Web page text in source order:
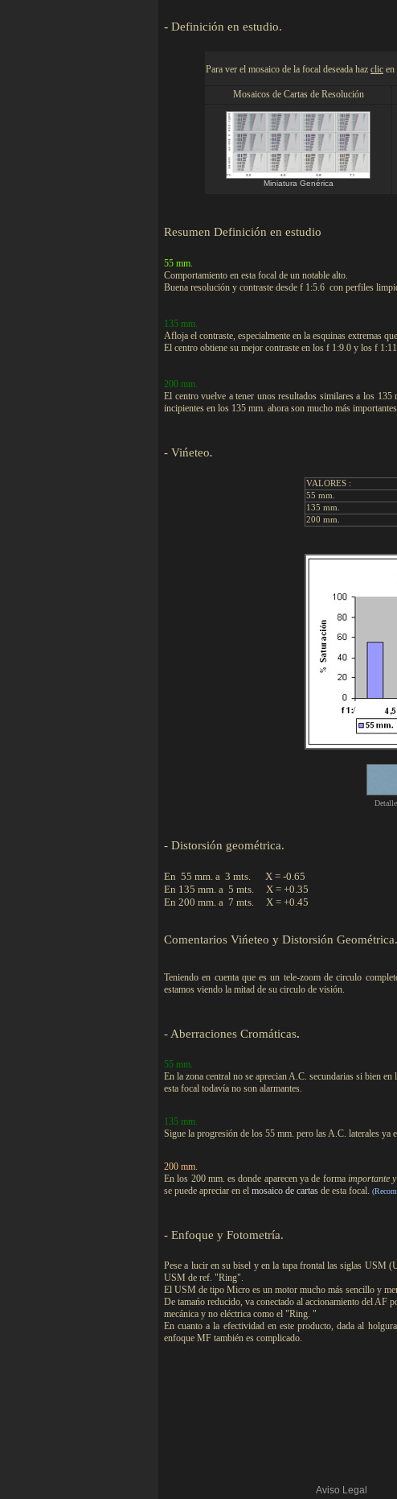
- Definición en estudio.
Para ver el mosaico de la focal deseada haz clic en
Mosaicos de Cartas de Resolución
Miniatura Genérica
Resumen Definición en estudio
55 mm.
Comportamiento en esta focal de un notable alto.
Buena resolución y contraste desde f 1:5.6 con perfiles
135 mm.
Afloja el contraste, especialmente en la esquinas extremas
El centro obtiene su mejor contraste en los f 1:9.0 y los f
200 mm.
El centro vuelve a tener unos resultados similares a los 135
incipientes en los 135 mm. ahora son mucho más
- Vińeteo.
VALORES :
55 mm.
135 mm.
200 mm.
- Distorsión geométrica.
En 55 mm. a 3 mts. X = -0.65
En 135 mm. a 5 mts. X = +0.35
En 200 mm. a 7 mts. X = +0.45
Comentarios Vińeteo y Distorsión Geométrica.
Teniendo en cuenta que es un tele-zoom de circulo
estamos viendo la mitad de su circulo de visión.
- Aberraciones Cromáticas.
55 mm.
En la zona central no se aprecian A.C. secundarias si bien
esta focal todavía no son alarmantes.
135 mm.
Sigue la progresión de los 55 mm. pero las A.C. laterales ya
200 mm.
En los 200 mm. es donde aparecen ya de forma importante
se puede apreciar en el mosaico de cartas de esta focal.
- Enfoque y Fotometría.
Pese a lucir en su bisel y en la tapa frontal las siglas USM
USM de ref. "Ring".
El USM de tipo Micro es un motor mucho más sencillo y
De tamańo reducido, va conectado al accionamiento del AF
mecánica y no eléctrica como el "Ring. "
En cuanto a la efectividad en este producto, dada al
enfoque MF también es complicado.